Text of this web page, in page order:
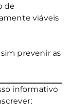
de
viáveis
prevenir as
informativo